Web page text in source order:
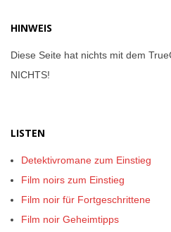
HINWEIS
Diese Seite hat nichts mit dem
NICHTS!
LISTEN
Detektivromane zum Einstieg
Film noirs zum Einstieg
Film noir für Fortgeschrittene
Film noir Geheimtipps